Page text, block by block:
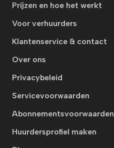
Prijzen en hoe het werkt
Voor verhuurders
Klantenservice & contact
Over ons
Privacybeleid
Servicevoorwaarden
Abonnementsvoorwaarden
Huurdersprofiel maken